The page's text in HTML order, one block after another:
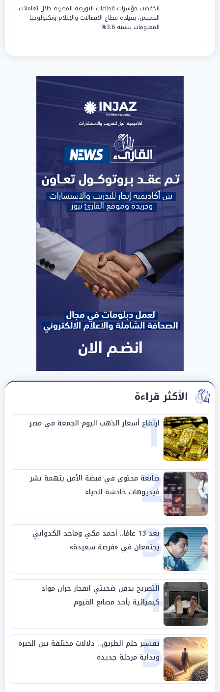
انخفضت مؤشرات قطاعات البورصة المصرية خلال تعاملات
الخميس، بقيادة قطاع الاتصالات والإعلام وتكنولوجيا
المعلومات بنسبة 3.6%
الأكثر قراءة
1
ارتفاع أسعار الذهب اليوم الجمعة في مصر
2
صانعة محتوى في قبضة الأمن بتهمة نشر
فيديوهات خادشة للحياء
3 بعد 13 عامًا.. أحمد مكي وماجد الكدواني
يجتمعان في «فرصة سعيدة»
4
التصريح بدفن ضحيتي انفجار خزان مواد
كيميائية بأحد مصانع الفيوم
5
تفسير حلم الطريق.. دلالات مختلفة بين الحيرة
وبداية مرحلة جديدة